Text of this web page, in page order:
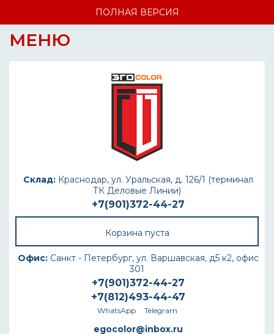
ПОЛНАЯ ВЕРСИЯ
МЕНЮ
Склад: Краснодар, ул. Уральская, д. 126/1 (терминал
ТК Деловые Линии)
+7(901)372-44-27
Корзина пуста
Офис: Санкт - Петербург, ул. Варшавская, д5 к2, офис
301
+7(901)372-44-27
+7(812)493-44-47
WhatsApp Telegram
egocolor@inbox.ru